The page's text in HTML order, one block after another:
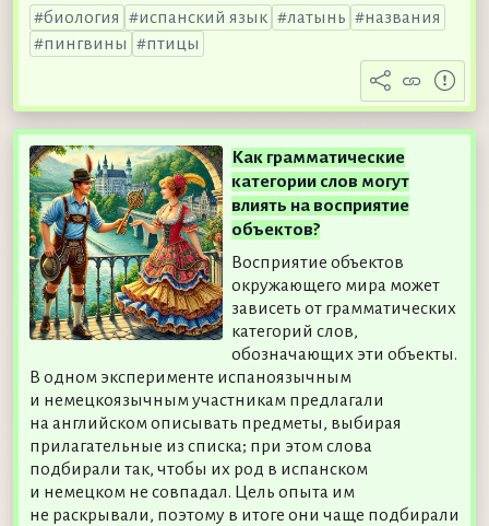
биология
испанский язык латынь
названия
пингвины
птицы
Как грамматические
категории слов могут
влиять на восприятие
объектов?
Восприятие объектов
окружающего мира может
зависеть от грамматических
категорий слов,
обозначающих эти объекты.
В одном эксперименте испаноязычным
и немецкоязычным участникам предлагали
на английском описывать предметы, выбирая
прилагательные из списка; при этом слова
подбирали так, чтобы их род в испанском
и немецком не совпадал. Цель опыта им
не раскрывали, поэтому в итоге они чаще подбирали